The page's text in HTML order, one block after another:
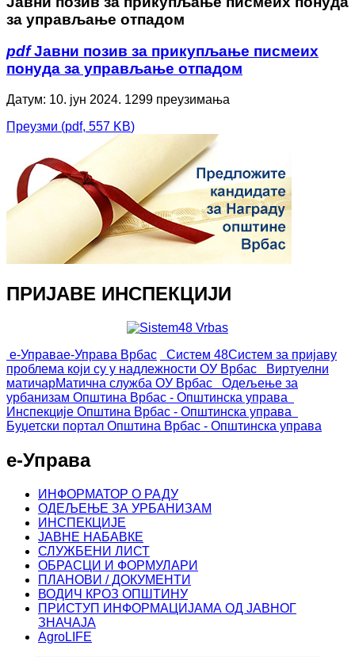
за управљање отпадом
pdf Јавни позив за прикупљање писмеих
понуда за управљање отпадом
Датум: 10. јун 2024. 1299 преузимања
Преузми (pdf, 557 KB)
ПРИЈАВЕ ИНСПЕКЦИЈИ
е-Управае-Управа Врбас Систем 48Систем за пријаву
проблема који су у надлежности ОУ Врбас
Виртуелни
матичарМатична служба ОУ Врбас
Одељење за
урбанизам Општина Врбас - Општинска управа
Инспекције Општина Врбас - Општинска управа
Буџетски портал Општина Врбас - Општинска управа
е-Управа
ИНФОРМАТОР О РАДУ
ОДЕЉЕЊЕ ЗА УРБАНИЗАМ
ИНСПЕКЦИЈЕ
ЈАВНЕ НАБАВКЕ
СЛУЖБЕНИ ЛИСТ
ОБРАСЦИ И ФОРМУЛАРИ
ПЛАНОВИ / ДОКУМЕНТИ
ВОДИЧ КРОЗ ОПШТИНУ
ПРИСТУП ИНФОРМАЦИЈАМА ОД ЈАВНОГ
ЗНАЧАЈА
AgroLIFE